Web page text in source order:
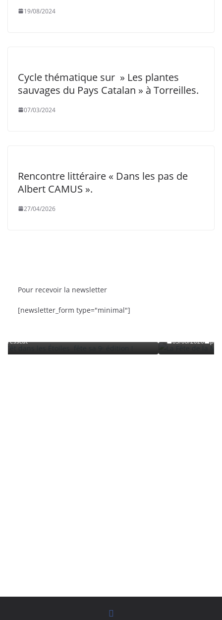
19/08/2024
Cycle thématique sur » Les plantes
sauvages du Pays Catalan » à Torreilles.
07/03/2024
Rencontre littéraire « Dans les pas de
Albert CAMUS ».
27/04/2026
Pour recevoir la newsletter
[newsletter_form type="minimal"]
sa 9ᵉ édition
La Fête de la Mer et des Pêcheurs à
03/08/2026 presscat